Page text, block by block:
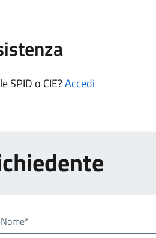
SPID o CIE?Accedi
Nome*